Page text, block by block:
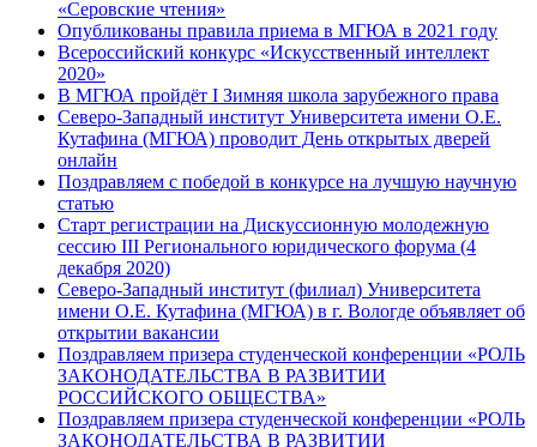
«Серовские чтения»
Опубликованы правила приема в МГЮА в 2021 году
Всероссийский конкурс «Искусственный интеллект
2020»
В МГЮА пройдёт I Зимняя школа зарубежного права
Северо-Западный институт Университета имени О.Е.
Кутафина (МГЮА) проводит День открытых дверей
онлайн
Поздравляем с победой в конкурсе на лучшую научную
статью
Старт регистрации на Дискуссионную молодежную
сессию III Регионального юридического форума (4
декабря 2020)
Северо-Западный институт (филиал) Университета
имени О.Е. Кутафина (МГЮА) в г. Вологде объявляет об
открытии вакансии
Поздравляем призера студенческой конференции «РОЛЬ
ЗАКОНОДАТЕЛЬСТВА В РАЗВИТИИ
РОССИЙСКОГО ОБЩЕСТВА»
Поздравляем призера студенческой конференции «РОЛЬ
ЗАКОНОДАТЕЛЬСТВА В РАЗВИТИИ